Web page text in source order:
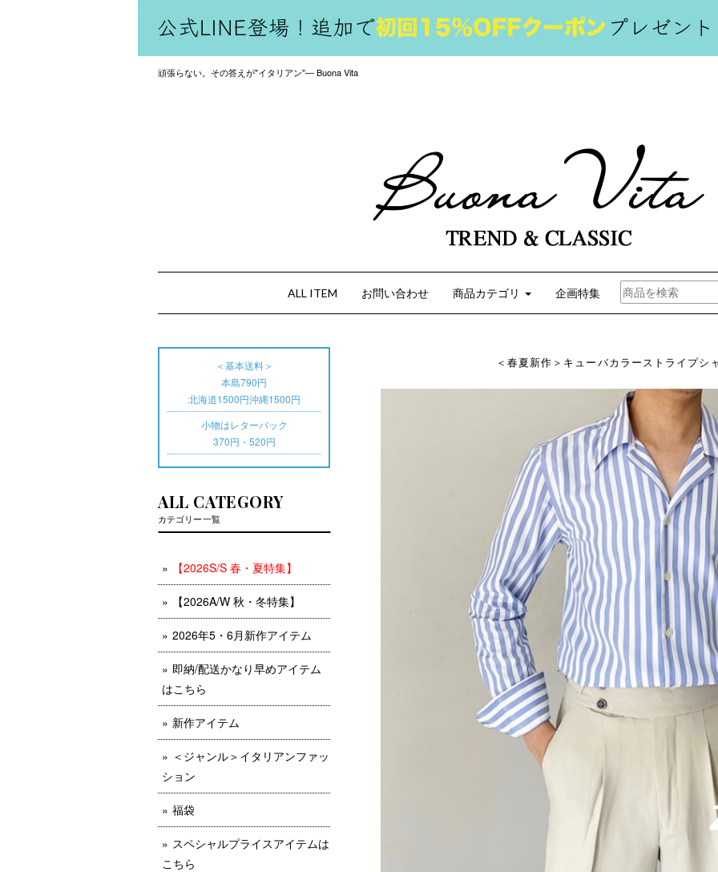
頑張らない。その答えが"イタリアン"— Buona Vita
ALL ITEM お問い合わせ 商品カテゴリ 企画特集
＜春夏新作＞キューバカラーストライプシ
＜基本送料＞
本島790円
北海道1500円沖縄1500円
小物はレターパック
370円・520円
ALL CATEGORY
カテゴリー一覧
【2026S/S 春・夏特集】
【2026A/W 秋・冬特集】
2026年5・6月新作アイテム
即納/配送かなり早めアイテム
はこちら
新作アイテム
＜ジャンル＞イタリアンファッ
ション
福袋
スペシャルプライスアイテムは
こちら